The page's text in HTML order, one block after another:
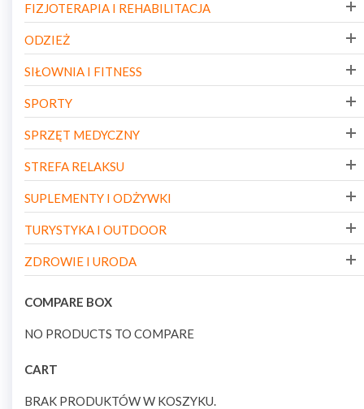
FIZJOTERAPIA I REHABILITACJA
ODZIEŻ
SIŁOWNIA I FITNESS
SPORTY
SPRZĘT MEDYCZNY
STREFA RELAKSU
SUPLEMENTY I ODŻYWKI
TURYSTYKA I OUTDOOR
ZDROWIE I URODA
COMPARE BOX
NO PRODUCTS TO COMPARE
CART
BRAK PRODUKTÓW W KOSZYKU.